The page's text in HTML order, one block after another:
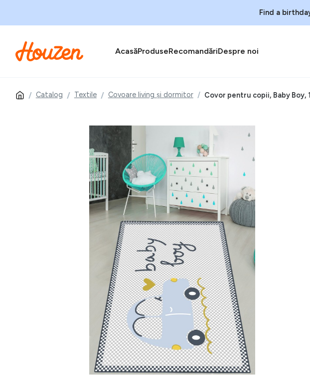
Find a
AcasăProduseRecomandăriDespre noi
Catalog Textile Covoare living și dormitor